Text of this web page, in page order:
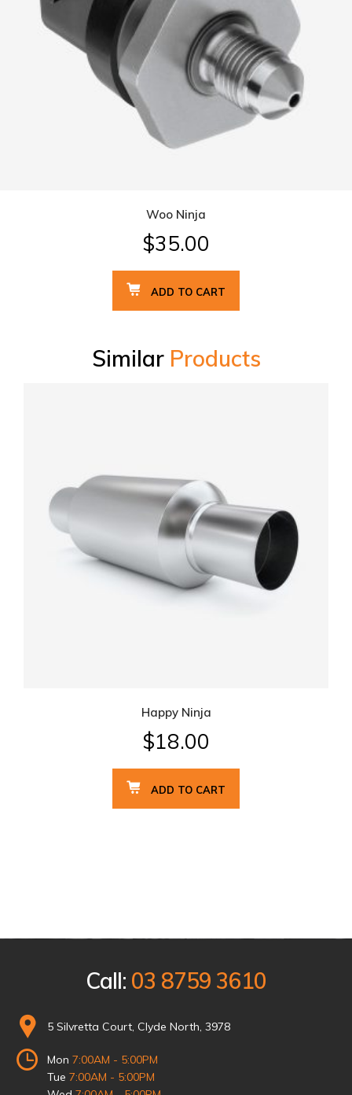
Woo Ninja
$35.00
ADD TO CART
Similar Products
Happy Ninja
18.00
ADD TO CART
Call: 03 8759 3610
5 Silvretta Court, Clyde North, 3978
Mon 7:00AM - 5:00PM
Tue 7:00AM - 5:00PM